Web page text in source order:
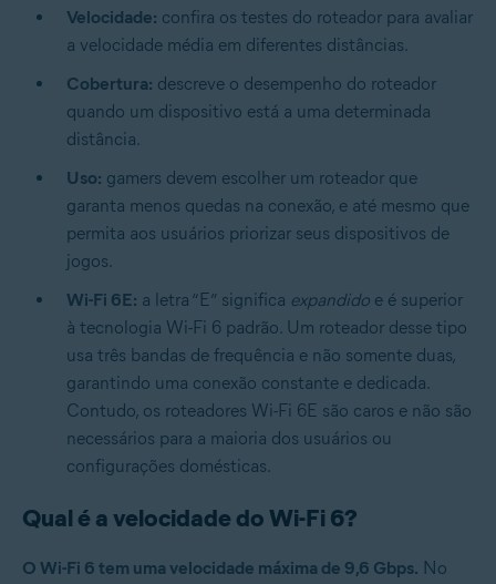
Velocidade: confira os testes do roteador para avaliar
a velocidade média em diferentes distâncias.
Cobertura: descreve o desempenho do roteador
quando um dispositivo está a uma determinada
distância.
Uso: gamers devem escolher um roteador que
garanta menos quedas na conexão, e até mesmo que
permita aos usuários priorizar seus dispositivos de
jogos.
Wi-Fi 6E: a letra “E” significa expandido e é superior
à tecnologia Wi-Fi 6 padrão. Um roteador desse tipo
usa três bandas de frequência e não somente duas,
garantindo uma conexão constante e dedicada.
Contudo, os roteadores Wi-Fi 6E são caros e não são
necessários para a maioria dos usuários ou
configurações domésticas.
Qual é a velocidade do Wi-Fi 6?
O Wi-Fi 6 tem uma velocidade máxima de 9,6 Gbps. No